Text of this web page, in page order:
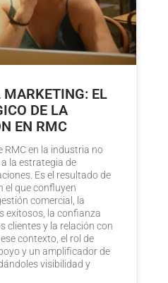
EL
DE LA
EN RMC
RMC en la industria no
la estrategia de
Es el resultado de
el que confluyen
comercial, la
exitosos, la confianza
clientes y la relación con
contexto, el rol de
y un amplificador de
visibilidad y